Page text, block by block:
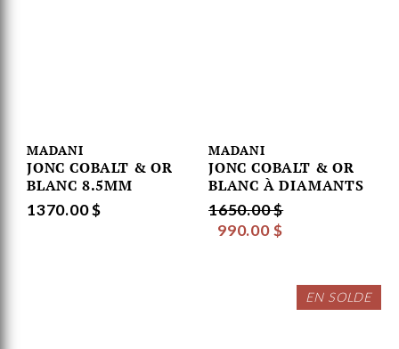
MADANI
JONC COBALT & OR
BLANC 8.5MM
1370.00 $
MADANI
JONC COBALT & OR
BLANC À DIAMANTS
1650.00 $
990.00 $
EN SOLDE